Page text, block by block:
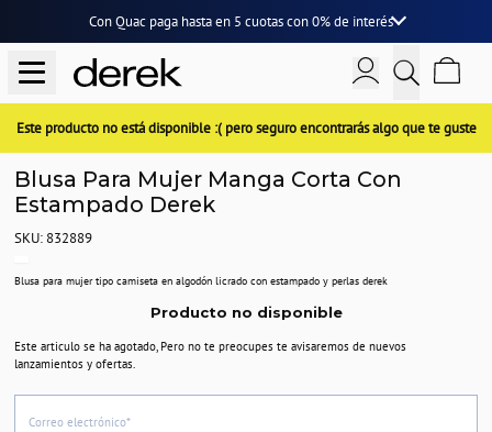
Con Quac paga hasta en 5 cuotascon0% de interés
Este producto no está disponible :( pero seguro encontrarás algo que te guste
Blusa Para Mujer Manga Corta Con
Estampado Derek
SKU: 832889
Blusa para mujer tipo camiseta en algodón licrado con estampado y perlas derek
Producto no disponible
Este articulo se ha agotado, Pero no te preocupes te avisaremos de nuevos
lanzamientos y ofertas.
Correo electrónico*